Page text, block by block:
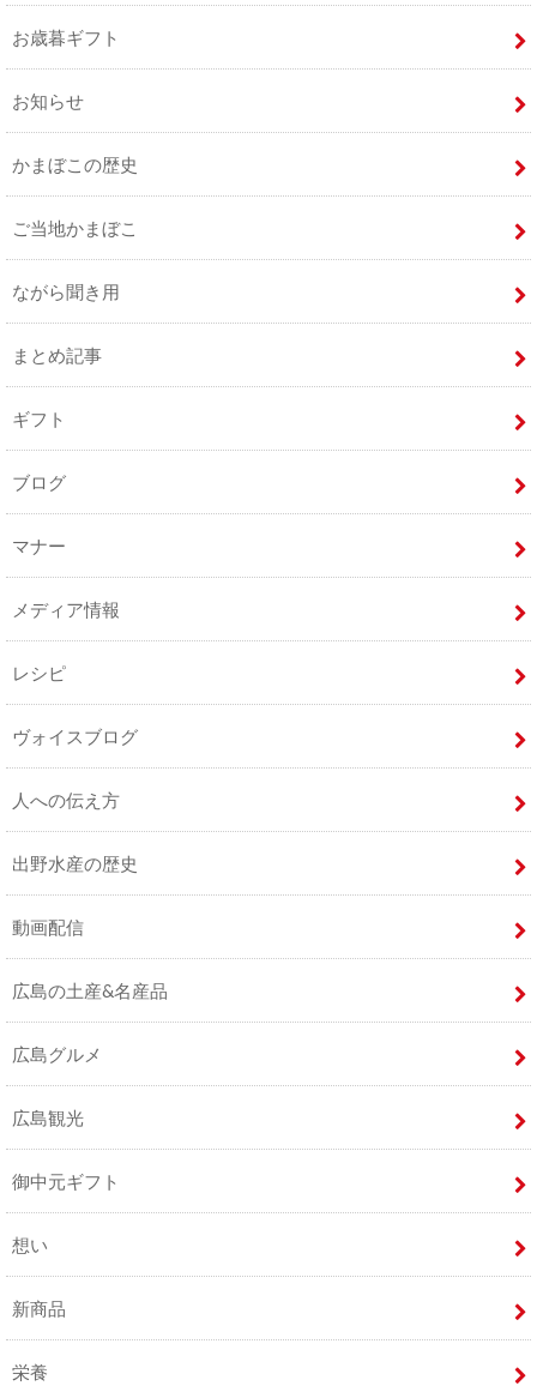
お歳暮ギフト
お知らせ
かまぼこの歴史
ご当地かまぼこ
ながら聞き用
まとめ記事
ギフト
ブログ
マナー
メディア情報
レシピ
ヴォイスブログ
人への伝え方
出野水産の歴史
動画配信
広島の土産&名産品
広島グルメ
広島観光
御中元ギフト
想い
新商品
栄養